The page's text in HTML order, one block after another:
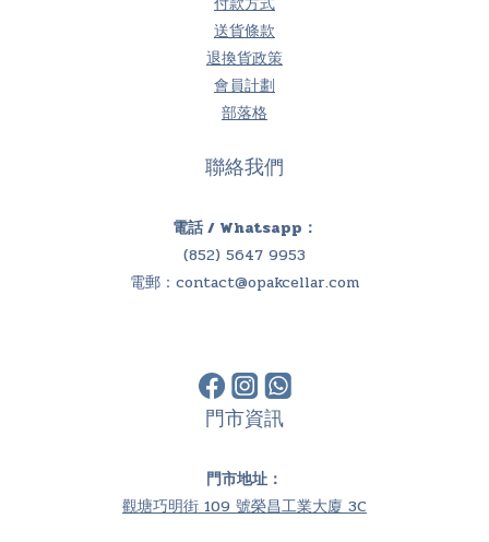
送貨條款
退換貨政策
會員計劃
部落格
聯絡我們
電話 / Whatsapp：
(852) 5647 9953
電郵： contact@opakcellar.com
門市資訊
門市地址：
觀塘巧明街 109 號榮昌工業大廈 3C